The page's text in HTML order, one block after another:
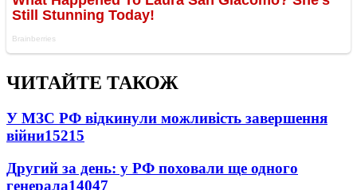
ЧИТАЙТЕ ТАКОЖ
У МЗС РФ відкинули можливість завершення
війни15215
Другий за день: у РФ поховали ще одного
генерала14047